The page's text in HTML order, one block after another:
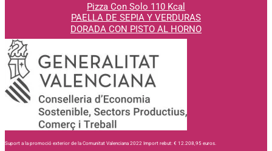
Pizza Con Solo 110 Kcal
PAELLA DE SEPIA Y VERDURAS
DORADA CON PISTO AL HORNO
Suport a la promoció exterior de la Comunitat Valenciana 2022 Import rebut: € 12.208,95 euros.